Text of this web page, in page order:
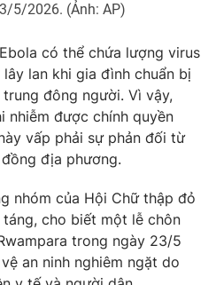
hình Việt Nam
báo điện tử số 483/GP-BTTTT
Mỹ Hạnh, Phạm Quốc Thắng,
- 024.38 355 932
5/2026. (Ảnh: AP)
có thể chứa lượng virus
lan khi gia đình chuẩn bị
đông người. Vì vậy,
nhiễm được chính quyền
vấp phải sự phản đối từ
địa phương.
nhóm của Hội Chữ thập đỏ
cho biết một lễ chôn
trong ngày 23/5
an ninh nghiêm ngặt do